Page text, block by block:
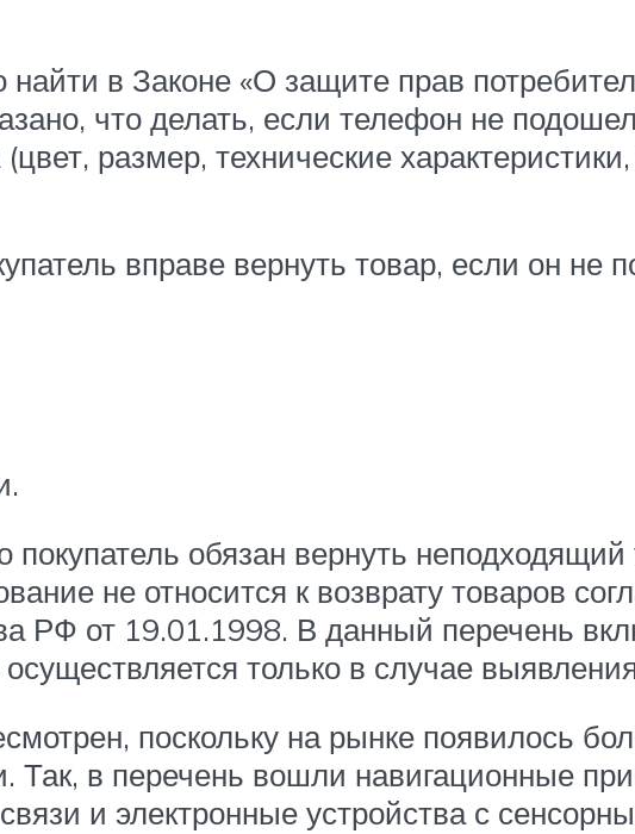
в Законе «О защите прав
что делать, если телефон не
размер, технические
вправе вернуть товар, если он
покупатель обязан вернуть
не относится к возврату товаров
РФ от 19.01.1998. В данный перечень
только в случае
поскольку на рынке появилось
Так, в перечень вошли навигационные
и электронные устройства с